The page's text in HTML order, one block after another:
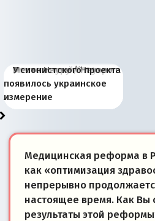
Киевская марионетка
Запада рассказала о
«переобувании» хозяев
В России назрели
перемены: 15 шагов к
суверенной экономике
Миграционный пожар
Европы
Россия начинает
сбрасывать балласт
Анкориджа
Россия зимой 1904
года: первые уступки во
внутренней политике
Русская нация вчера и
сегодня
Почему правый крах в
Варшаве не поможет её
отношениям с Россией?
Место Науру / Науэро в
современной истории
Южной Осетии
У сионистского проекта
появилось украинское
измерение
Медицинская реформа в
как «оптимизация
непрерывно
настоящее время. Как Вы
результаты этой